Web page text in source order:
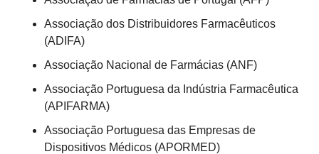
Associação dos Distribuidores Farmacêuticos
(ADIFA)
Associação Nacional de Farmácias (ANF)
Associação Portuguesa da Indústria Farmacêutica
(APIFARMA)
Associação Portuguesa das Empresas de
Dispositivos Médicos (APORMED)